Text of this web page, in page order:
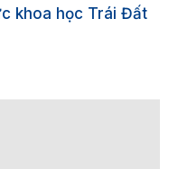
khoa học Trái Đất